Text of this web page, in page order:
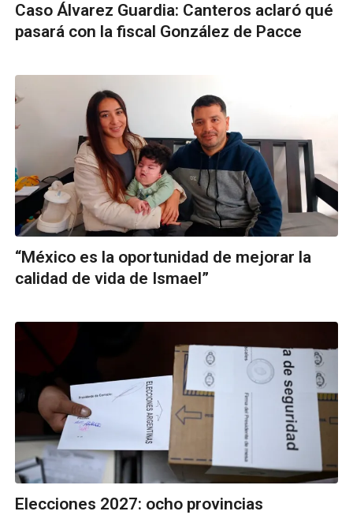
Caso Álvarez Guardia: Canteros aclaró qué
pasará con la fiscal González de Pacce
“México es la oportunidad de mejorar la
calidad de vida de Ismael”
Elecciones 2027: ocho provincias